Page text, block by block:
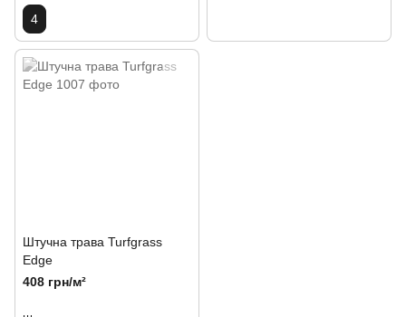
4
Штучна трава Turfgrass
Edge
408 грн/м²